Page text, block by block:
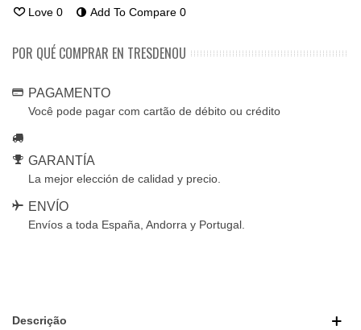
Love 0 Add To Compare 0
POR QUÉ COMPRAR EN TRESDENOU
PAGAMENTO
Você pode pagar com cartão de débito ou crédito
GARANTÍA
La mejor elección de calidad y precio.
ENVÍO
Envíos a toda España, Andorra y Portugal.
Descrição